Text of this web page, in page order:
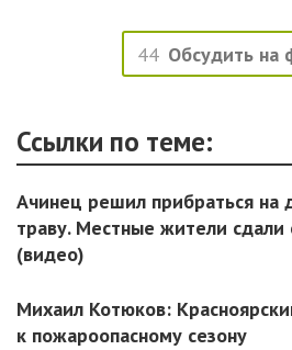
44 Обсудить на
Ссылки по теме:
Ачинец решил прибраться на
траву. Местные жители сдали
(видео)
Михаил Котюков:
к пожароопасному сезону